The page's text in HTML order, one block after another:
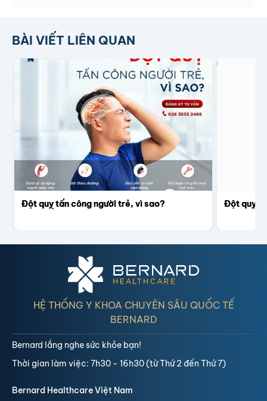
BÀI VIẾT LIÊN QUAN
Đột quỵ tấn công người trẻ, vì sao? Đột quỵ &
HỆ THỐNG Y KHOA CHUYÊN SÂU QUỐC TẾ
BERNARD
Bernard Healthcare Việt Nam
Bernard lắng nghe sức khỏe bạn!
Thời gian làm việc: 7h30 - 16h30 (từ Thứ 2 đến Thứ 7)